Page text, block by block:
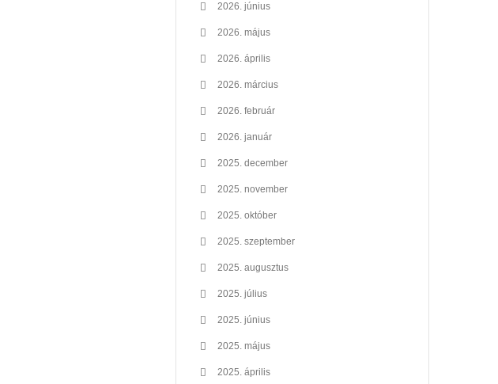
2026. június
2026. május
2026. április
2026. március
2026. február
2026. január
2025. december
2025. november
2025. október
2025. szeptember
2025. augusztus
2025. július
2025. június
2025. május
2025. április